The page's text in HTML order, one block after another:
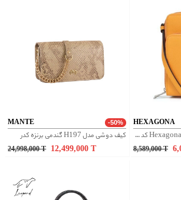
MANTE -50%
کیف دوشی مدل H197 گندمی برنزه کدر
24,998,000 T 12,499,000
HEXAGONA
کیف موبایل زنانه هگزاگونا Hexagona کد 558370
8,589,000 T